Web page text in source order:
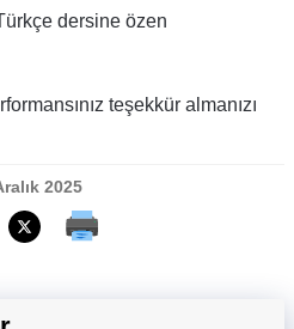
dersine özen
teşekkür almanızı
2025